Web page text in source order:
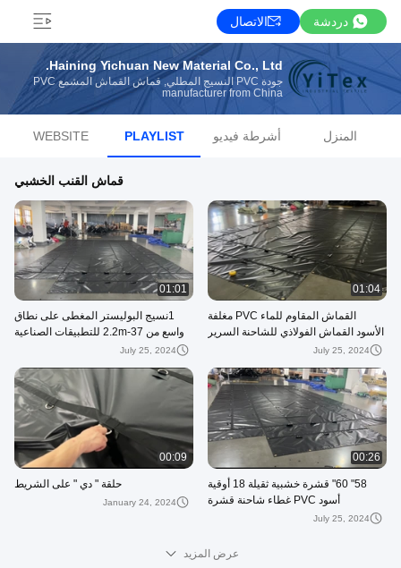
دردشة الاتصال
Haining Yichuan New Material Co., Ltd.
جودة PVC النسيج المطلي, قماش القماش المشمع PVC
manufacturer from China
المنزل أشرطة فيديو PLAYLIST
WEBSITE
قماش القنب الخشبي
01:04
القماش المقاوم للماء PVC مغلفة
الأسود القماش الفولاذي للشاحنة السرير
July 25, 2024
01:01
1نسيج البوليستر المغطى على نطاق
واسع من 37-2.2m للتطبيقات الصناعية
July 25, 2024
00:26
58" 60" قشرة خشبية ثقيلة 18 أوقية
أسود PVC غطاء شاحنة قشرة
July 25, 2024
00:09
حلقة " دي " على الشريط
January 24, 2024
عرض المزيد